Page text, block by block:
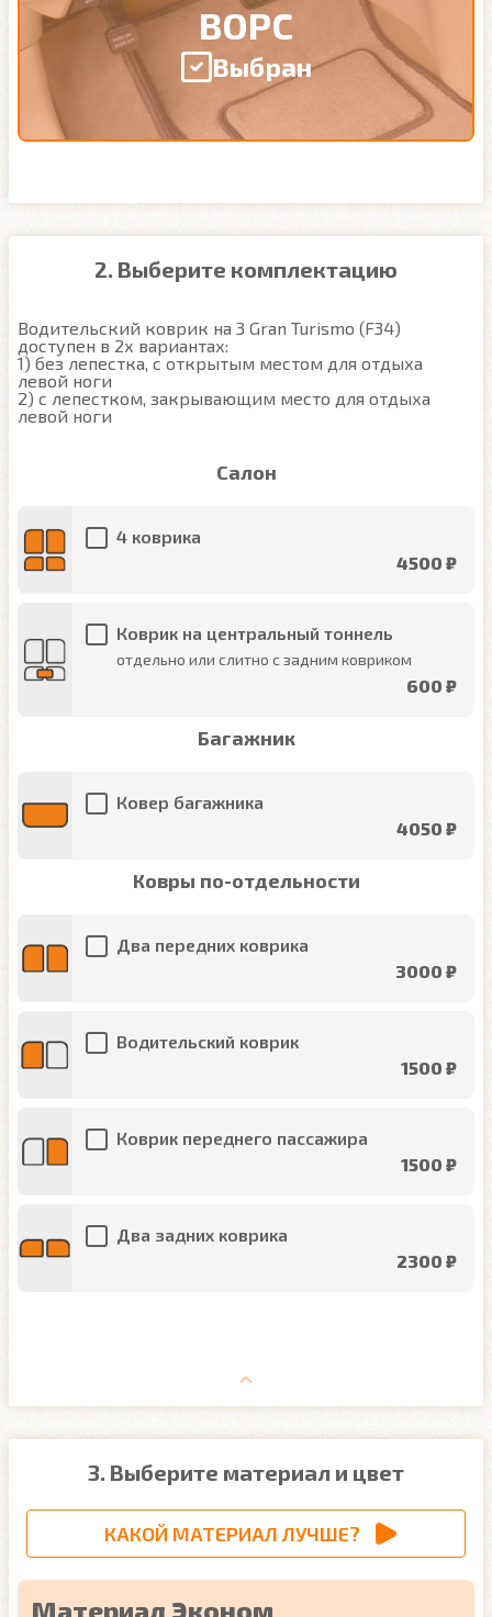
ВОРС
Выбран
2. Выберите комплектацию
Водительский коврик на 3 Gran Turismo (F34)
доступен в 2х вариантах:
1) без лепестка, с открытым местом для отдыха
левой ноги
2) с лепестком, закрывающим место для отдыха
левой ноги
Салон
4 коврика
4500 ₽
Коврик на центральный тоннель
отдельно или слитно с задним ковриком
600 ₽
Багажник
Ковер багажника
4050 ₽
Ковры по-отдельности
Два передних коврика
3000 ₽
Водительский коврик
1500 ₽
Коврик переднего пассажира
1500 ₽
Два задних коврика
2300 ₽
3. Выберите материал и цвет
КАКОЙ МАТЕРИАЛ ЛУЧШЕ?
Материал Эконом